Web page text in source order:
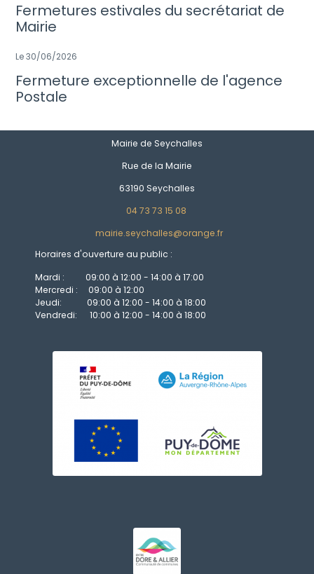
Fermetures estivales du secrétariat de
Mairie
Le 30/06/2026
Fermeture exceptionnelle de l'agence
Postale
Mairie de Seychalles
Rue de la Mairie
63190 Seychalles
04 73 73 15 08
mairie.seychalles@orange.fr
Horaires d'ouverture au public :
Mardi : 09:00 à 12:00 - 14:00 à 17:00
Mercredi : 09:00 à 12:00
Jeudi: 09:00 à 12:00 - 14:00 à 18:00
Vendredi: 10:00 à 12:00 - 14:00 à 18:00